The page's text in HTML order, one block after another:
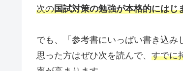
次の国試対策の勉強が本格的にはじ
でも、「参考書にいっぱい書き込み
思った方はぜひ次を読んで、 すでに